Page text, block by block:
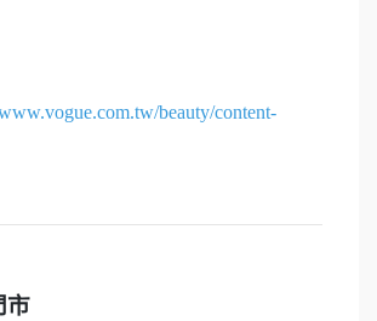
beauty/content-
市